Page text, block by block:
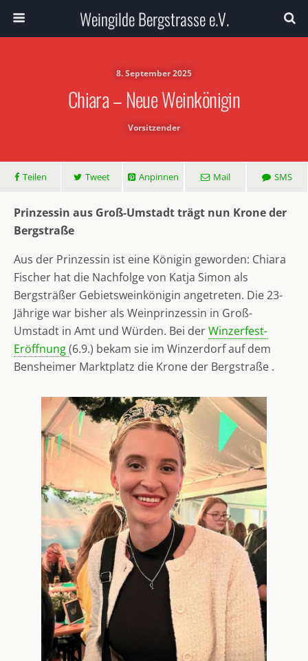
Weingilde Bergstrasse e.V.
8. September 2025
Chiara – Neue Weinkönigin
Vorsitzender
Teilen Tweet Anpinnen Mail SMS
Prinzessin aus Groß-Umstadt trägt nun Krone der
Bergstraße
Aus der Prinzessin ist eine Königin geworden: Chiara
Fischer hat die Nachfolge von Katja Simon als
Bergsträßer Gebietsweinkönigin angetreten. Die 23-
Jährige war bisher als Weinprinzessin in Groß-
Umstadt in Amt und Würden. Bei derWinzerfest-
Eröffnung(6.9.) bekam sie im Winzerdorf auf dem
Bensheimer Marktplatz die Krone der Bergstraße .